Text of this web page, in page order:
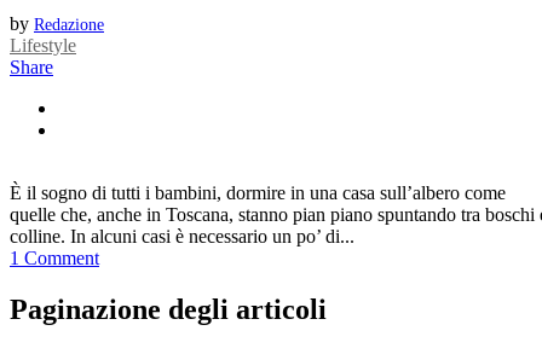
by Redazione
Lifestyle
Share
È il sogno di tutti i bambini, dormire in una casa sull’albero come
quelle che, anche in Toscana, stanno pian piano spuntando tra boschi
colline. In alcuni casi è necessario un po’ di...
1 Comment
Paginazione degli articoli